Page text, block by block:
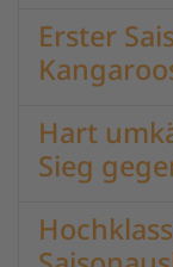
Erster
Hart
Sieg